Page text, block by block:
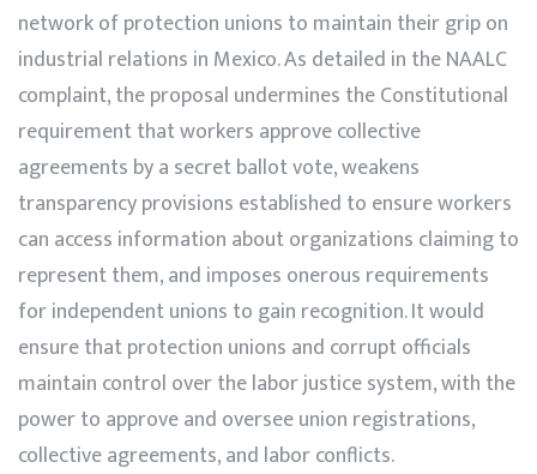
network of protection unions to maintain their grip on
industrial relations in Mexico. As detailed in the NAALC
complaint, the proposal undermines the Constitutional
requirement that workers approve collective
agreements by a secret ballot vote, weakens
transparency provisions established to ensure workers
can access information about organizations claiming to
represent them, and imposes onerous requirements
for independent unions to gain recognition. It would
ensure that protection unions and corrupt officials
maintain control over the labor justice system, with the
power to approve and oversee union registrations,
collective agreements, and labor conflicts.